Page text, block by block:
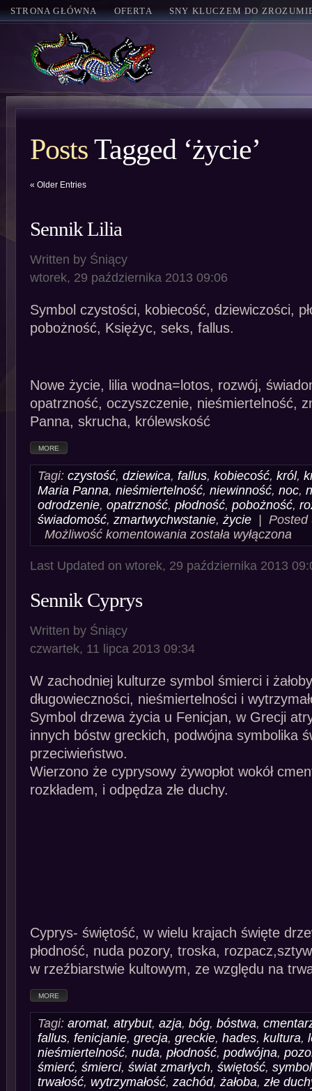
STRONA GŁÓWNA OFERTA SNY KLUCZEM DO
PostsTagged ‘życie’
« Older Entries
Sennik Lilia
Written by Śniący
wtorek, 29 października 2013 09:06
Symbol czystości, kobiecość, dziewiczości,
pobożność, Księżyc, seks, fallus.
Nowe życie, lilia wodna=lotos, rozwój,
opatrzność, oczyszczenie, nieśmiertelność,
Panna, skrucha, królewskość
MORE
Tagi: czystość, dziewica, fallus, kobiecość, król,
Maria Panna, nieśmiertelność, niewinność, noc,
odrodzenie, opatrzność, płodność, pobożność,
świadomość, zmartwychwstanie, życie | Posted
Możliwość komentowania Sennik
Lilia
została wyłączona
Last Updated on wtorek, 29 października 2013
Sennik Cyprys
Written by Śniący
czwartek, 11 lipca 2013 09:34
W zachodniej kulturze symbol śmierci i
długowieczności, nieśmiertelności i
Symbol drzewa życia u Fenicjan, w Grecji
innych bóstw greckich, podwójna symbolika
przeciwieństwo.
Wierzono że cyprysowy żywopłot wokół
rozkładem, i odpędza złe duchy.
Cyprys- świętość, w wielu krajach święte
płodność, nuda pozory, troska,
w rzeźbiarstwie kultowym, ze względu na
MORE
Tagi: aromat, atrybut, azja, bóg, bóstwa,
fallus, fenicjanie, grecja, greckie, hades, kultura,
nieśmiertelność, nuda, płodność, podwójna,
śmierć, śmierci, świat zmarłych, świętość, symbol
trwałość, wytrzymałość, zachód, żałoba, złe